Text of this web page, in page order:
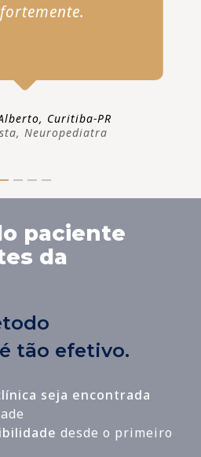
Curitiba-PR
Neuropediatra
paciente
da
tão efetivo.
seja encontrada
desde o primeiro